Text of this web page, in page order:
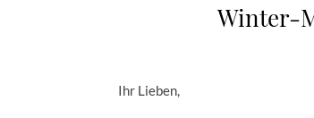
Winter-
Ihr Lieben,